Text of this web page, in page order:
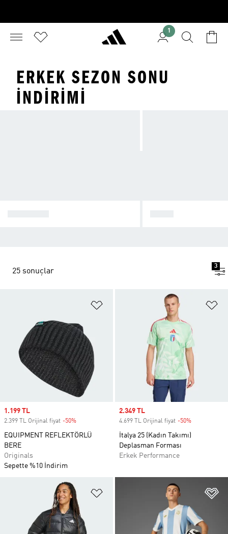
1
ERKEK SEZON SONU
İNDIRIMI
25 sonuçlar
3
Favori Listesine Ekle
Sale price
1.199 TL
2.399 TL Orijinal fiyat -50%
EQUIPMENT REFLEKTÖRLÜ
BERE
Originals
Sepette %10 İndirim
Sale price
2.349 TL
4.699 TL Orijinal fiyat -50%
İtalya 25 (Kadın Takımı)
Deplasman Forması
Erkek Performance
Favori Listesine Ekle